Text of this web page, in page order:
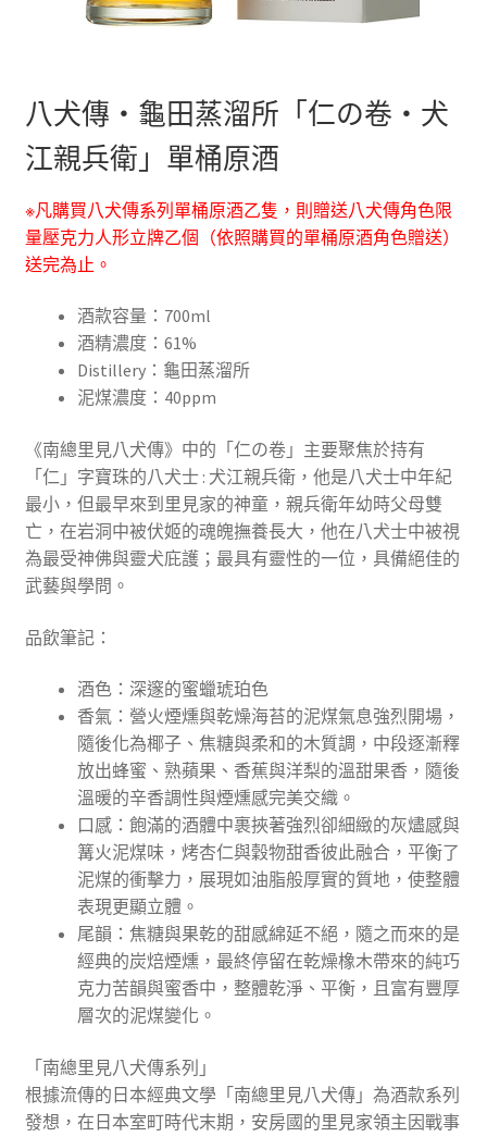
八犬傳・龜田蒸溜所「仁の卷・犬
江親兵衛」單桶原酒
※凡購買八犬傳系列單桶原酒乙隻，則贈送八犬傳角色限
量壓克力人形立牌乙個（依照購買的單桶原酒角色贈送）
送完為止。
酒款容量：700ml
酒精濃度：61%
Distillery：龜田蒸溜所
泥煤濃度：40ppm
《南總里見八犬傳》中的「仁の卷」主要聚焦於持有
「仁」字寶珠的八犬士 : 犬江親兵衛，他是八犬士中年紀
最小，但最早來到里見家的神童，親兵衛年幼時父母雙
亡，在岩洞中被伏姬的魂魄撫養長大，他在八犬士中被視
為最受神佛與靈犬庇護；最具有靈性的一位，具備絕佳的
武藝與學問。
品飲筆記：
酒⾊：深邃的蜜蠟琥珀色
香氣：營火煙燻與乾燥海苔的泥煤氣息強烈開場，
隨後化為椰子、焦糖與柔和的木質調，中段逐漸釋
放出蜂蜜、熟蘋果、香蕉與洋梨的溫甜果香，隨後
溫暖的辛香調性與煙燻感完美交織。
⼝感：飽滿的酒體中裹挾著強烈卻細緻的灰燼感與
篝火泥煤味，烤杏仁與穀物甜香彼此融合，平衡了
泥煤的衝擊力，展現如油脂般厚實的質地，使整體
表現更顯立體。
尾韻：焦糖與果乾的甜感綿延不絕，隨之而來的是
經典的炭焙煙燻，最終停留在乾燥橡木帶來的純巧
克力苦韻與蜜香中，整體乾淨、平衡，且富有豐厚
層次的泥煤變化。
「南總里見八犬傳系列」
根據流傳的日本經典文學「南總里見八犬傳」為酒款系列
發想，在日本室町時代末期，安房國的里見家領主因戰事